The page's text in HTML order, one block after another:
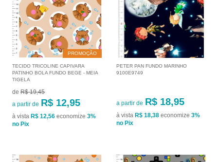
PROMOÇÃO
TECIDO TRICOLINE CAPIVARA
PATINHO BOLA FUNDO BEGE - MEIA
TIGELA
de R$ 19,45
a partir de R$ 12,95
à vista R$ 12,56 economize 3%
no Pix
PETER PAN FUNDO MARINHO
9100E9749
a partir de R$ 18,95
à vista R$ 18,38 economize 3%
no Pix